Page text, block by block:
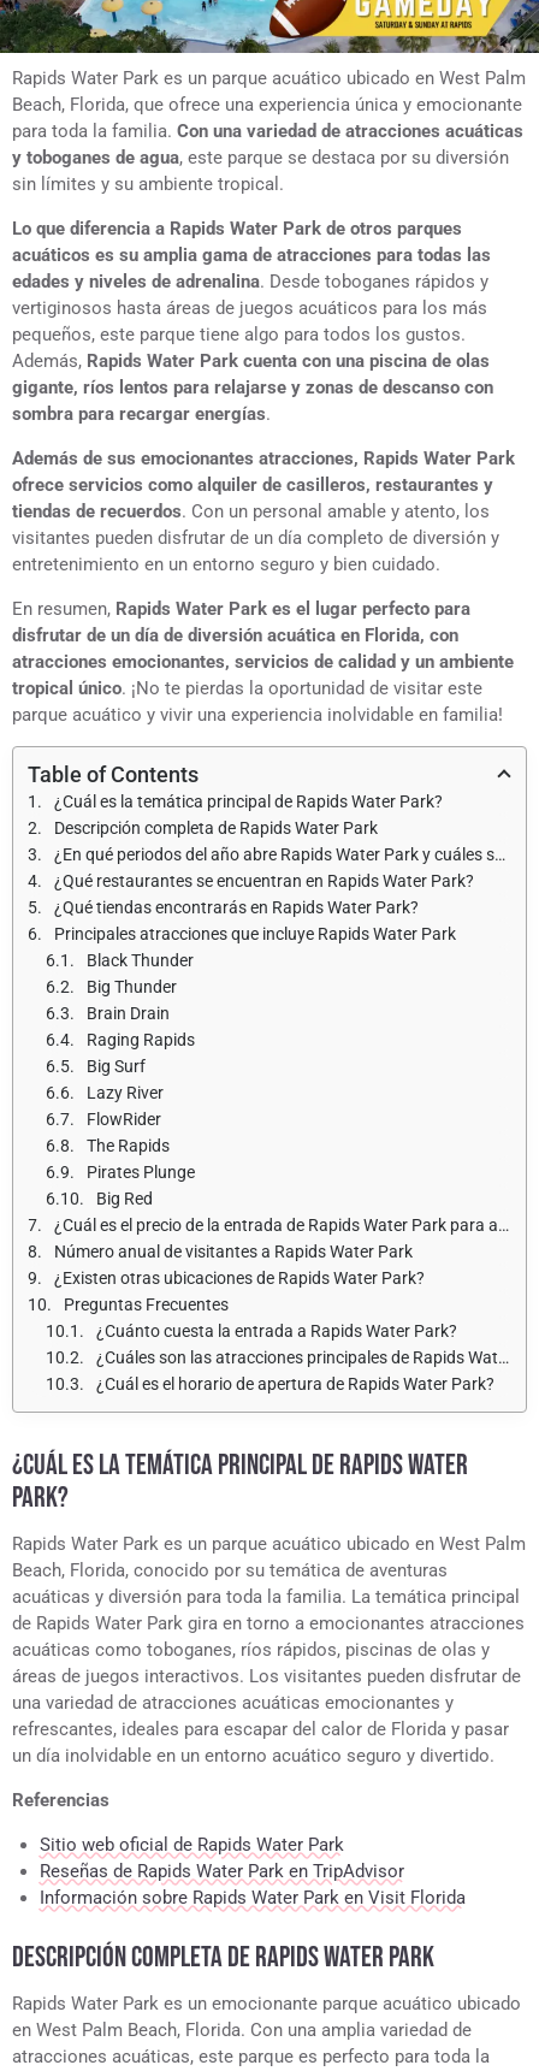
Rapids Water Park es un parque acuático ubicado en West Palm
Beach, Florida, que ofrece una experiencia única y emocionante
para toda la familia. Con una variedad de atracciones acuáticas
y toboganes de agua, este parque se destaca por su diversión
sin límites y su ambiente tropical.
Lo que diferencia a Rapids Water Park de otros parques
acuáticos es su amplia gama de atracciones para todas las
edades y niveles de adrenalina. Desde toboganes rápidos y
vertiginosos hasta áreas de juegos acuáticos para los más
pequeños, este parque tiene algo para todos los gustos.
Además, Rapids Water Park cuenta con una piscina de olas
gigante, ríos lentos para relajarse y zonas de descanso con
sombra para recargar energías.
Además de sus emocionantes atracciones, Rapids Water Park
ofrece servicios como alquiler de casilleros, restaurantes y
tiendas de recuerdos. Con un personal amable y atento, los
visitantes pueden disfrutar de un día completo de diversión y
entretenimiento en un entorno seguro y bien cuidado.
En resumen, Rapids Water Park es el lugar perfecto para
disfrutar de un día de diversión acuática en Florida, con
atracciones emocionantes, servicios de calidad y un ambiente
tropical único. ¡No te pierdas la oportunidad de visitar este
parque acuático y vivir una experiencia inolvidable en familia!
Table of Contents
¿Cuál es la temática principal de Rapids Water Park?
Descripción completa de Rapids Water Park
¿En qué periodos del año abre Rapids Water Park y cuáles son los horarios de apertura?
¿Qué restaurantes se encuentran en Rapids Water Park?
¿Qué tiendas encontrarás en Rapids Water Park?
Principales atracciones que incluye Rapids Water Park
Black Thunder
Big Thunder
Brain Drain
Raging Rapids
Big Surf
Lazy River
FlowRider
The Rapids
Pirates Plunge
Big Red
¿Cuál es el precio de la entrada de Rapids Water Park para adultos y niños?
Número anual de visitantes a Rapids Water Park
¿Existen otras ubicaciones de Rapids Water Park?
Preguntas Frecuentes
¿Cuánto cuesta la entrada a Rapids Water Park?
¿Cuáles son las atracciones principales de Rapids Water Park?
¿Cuál es el horario de apertura de Rapids Water Park?
¿CUÁL ES LA TEMÁTICA PRINCIPAL DE RAPIDS WATER
PARK?
Rapids Water Park es un parque acuático ubicado en West Palm
Beach, Florida, conocido por su temática de aventuras
acuáticas y diversión para toda la familia. La temática principal
de Rapids Water Park gira en torno a emocionantes atracciones
acuáticas como toboganes, ríos rápidos, piscinas de olas y
áreas de juegos interactivos. Los visitantes pueden disfrutar de
una variedad de atracciones acuáticas emocionantes y
refrescantes, ideales para escapar del calor de Florida y pasar
un día inolvidable en un entorno acuático seguro y divertido.
Referencias
Sitio web oficial de Rapids Water Park
Reseñas de Rapids Water Park en TripAdvisor
Información sobre Rapids Water Park en Visit Florida
DESCRIPCIÓN COMPLETA DE RAPIDS WATER PARK
Rapids Water Park es un emocionante parque acuático ubicado
en West Palm Beach, Florida. Con una amplia variedad de
atracciones acuáticas, este parque es perfecto para toda la